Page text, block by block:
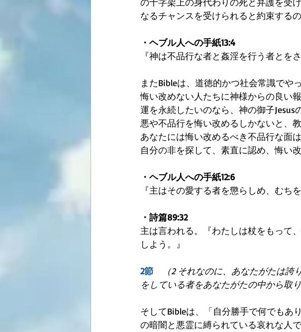
なるチャンスを受けられると約束するの
・ヘブル人への手紙13:4
『神は不品行な者と姦淫を行う者とを
またBibleは、道徳的かつ社会常識でや
悔い改めない人たちに神様からの良い
運を永続したいのなら、神の御子
悪や不品行を悔い改めるしかないと、教
あなたには悔い改めるべき不品行な面
自分の非を探して、素直に認め、悔い
・ヘブル人への手紙12:6
『主はその愛する者を懲らしめ、むち
・詩篇89:32
主は言われる。『わたしは杖をもって
しよう。』
2節
（2 それなのに、あなたがたは
をしている者をあなたがたの中から取
そしてBibleは、「自分勝手で何でもあ
の暗闇と悪霊に縛られている哀れな人